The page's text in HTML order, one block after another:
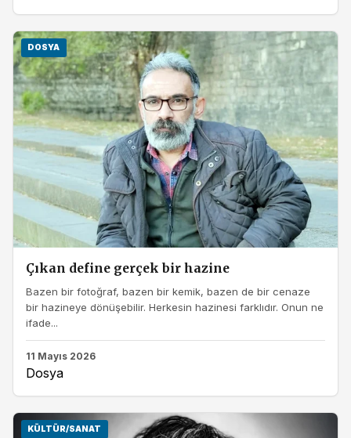
DOSYA
Çıkan define gerçek bir hazine
Bazen bir fotoğraf, bazen bir kemik, bazen de bir cenaze
bir hazineye dönüşebilir. Herkesin hazinesi farklıdır. Onun ne
ifade...
11 Mayıs 2026
Dosya
KÜLTÜR/SANAT